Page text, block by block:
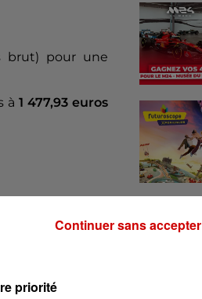
brut) pour une
à 1 477,93 euros
"ce n'est
de 25 ans
On compte les
priorité
Continuer sans accepter